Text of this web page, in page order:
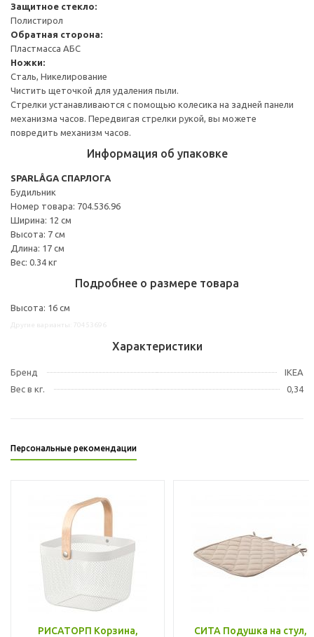
Защитное стекло:
Полистирол
Обратная сторона:
Пластмасса АБС
Ножки:
Сталь, Никелирование
Чистить щеточкой для удаления пыли.
Стрелки устанавливаются с помощью колесика на задней панели
механизма часов. Передвигая стрелки рукой, вы можете
повредить механизм часов.
Информация об упаковке
SPARLÅGA СПАРЛОГА
Будильник
Номер товара: 704.536.96
Ширина: 12 см
Высота: 7 см
Длина: 17 см
Вес: 0.34 кг
Подробнее о размере товара
Высота: 16 см
Характеристики
Бренд
IKEA
Вес в кг.
0,34
Персональные рекомендации
РИСАТОРП Корзина,
СИТА Подушка на стул,